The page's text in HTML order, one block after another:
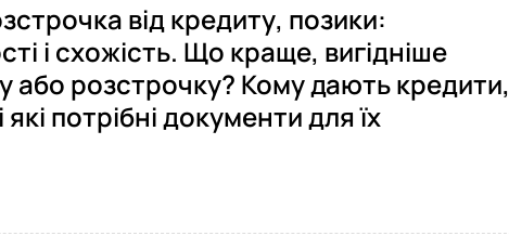
від кредиту, позики:
і схожість. Що краще, вигідніше
або розстрочку? Кому дають кредити,
потрібні документи для їх